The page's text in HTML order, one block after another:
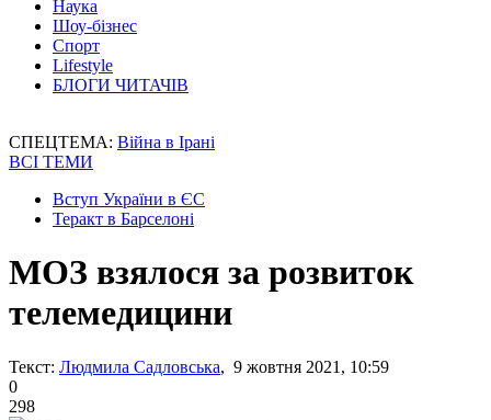
Наука
Шоу-бізнес
Спорт
Lifestyle
БЛОГИ ЧИТАЧІВ
СПЕЦТЕМА: Війна в Ірані
ВСІ ТЕМИ
Вступ України в ЄС
Теракт в Барселоні
МОЗ взялося за розвиток
телемедицини
Текст: Людмила Садловська, 9 жовтня 2021, 10:59
0
298